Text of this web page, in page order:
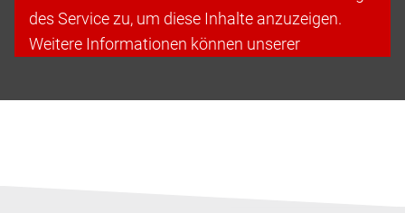
des Service zu, um diese Inhalte anzuzeigen.
Weitere Informationen können unserer